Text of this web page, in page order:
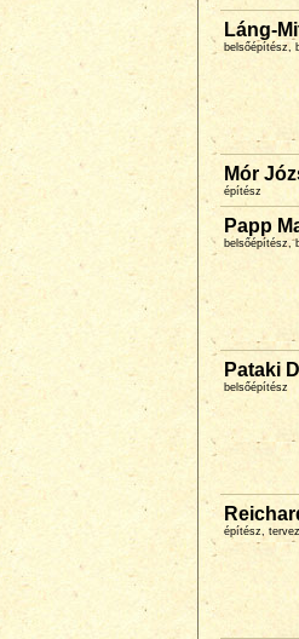
Láng-
belsőépítész,
Mór
építész
Papp
belsőépítész,
Pataki
belsőépítész
építész,